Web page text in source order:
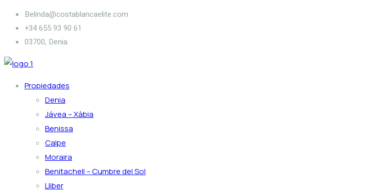
contenido
Belinda@costablancaelite.com
+34 655 93 90 61​
03700, Denia
Propiedades
Denia
Jávea – Xàbia
Benissa
Calpe
Moraira
Benitachell – Cumbre del Sol
Lliber